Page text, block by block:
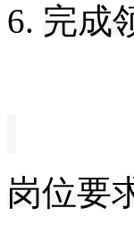
完成
岗位要